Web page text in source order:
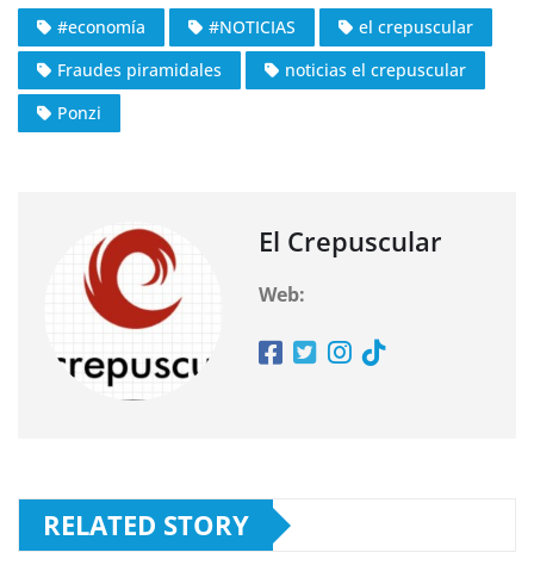
#economía #NOTICIAS
el crepuscular
Fraudes piramidales
noticias el crepuscular
Ponzi
El Crepuscular
Web:
RELATED STORY